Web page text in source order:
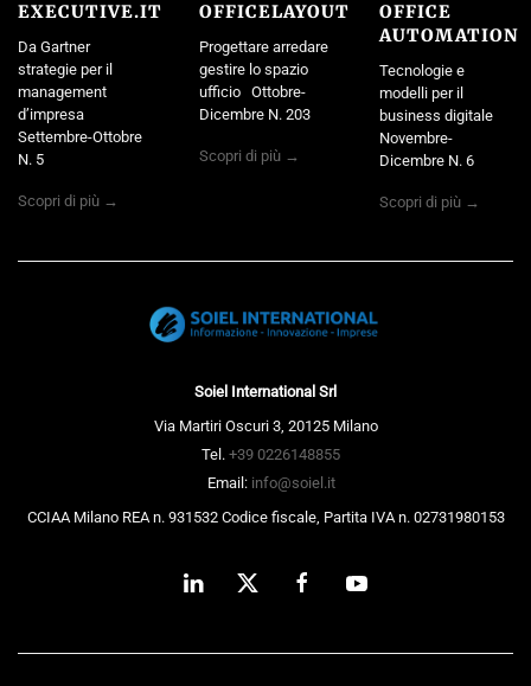
EXECUTIVE.IT
Da Gartner
strategie per il
management
d’impresa
Settembre-Ottobre
N. 5
Scopri di più →
OFFICELAYOUT
Progettare arredare
gestire lo spazio
ufficio Ottobre-
Dicembre N. 203
Scopri di più →
OFFICE
AUTOMATION
Tecnologie e
modelli per il
business digitale
Novembre-
Dicembre N. 6
Scopri di più →
Soiel International Srl
Via Martiri Oscuri 3, 20125 Milano
Tel. +39 0226148855
Email: info@soiel.it
CCIAA Milano REA n. 931532 Codice fiscale, Partita IVA n. 02731980153